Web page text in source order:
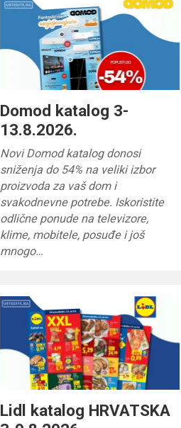
Domod katalog 3-
13.8.2026.
Novi Domod katalog donosi
sniženja do 54% na veliki izbor
proizvoda za vaš dom i
svakodnevne potrebe. Iskoristite
odlične ponude na televizore,
klime, mobitele, posuđe i još
mnogo…
Lidl katalog HRVATSKA